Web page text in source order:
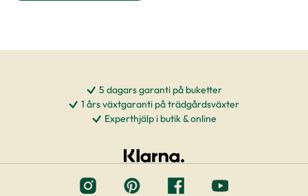
5 dagars garanti på buketter
1 års växtgaranti på trädgårdsväxter
Experthjälp i butik & online